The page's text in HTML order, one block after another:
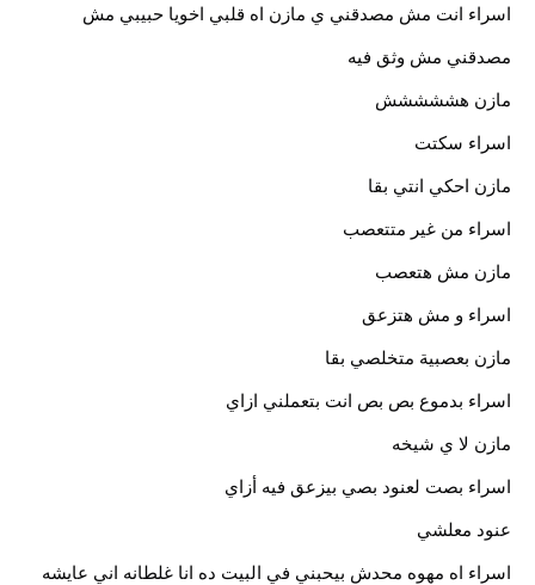
اسراء انت مش مصدقني ي مازن اه قلبي اخويا حبيبي مش
مصدقني مش وثق فيه
مازن هششششش
اسراء سكتت
مازن احكي انتي بقا
اسراء من غير متتعصب
مازن مش هتعصب
اسراء و مش هتزعق
مازن بعصبية متخلصي بقا
اسراء بدموع بص بص انت بتعملني ازاي
مازن لا ي شيخه
اسراء بصت لعنود بصي بيزعق فيه أزاي
عنود معلشي
اسراء اه مهوه محدش بيحبني في البيت ده انا غلطانه اني عايشه